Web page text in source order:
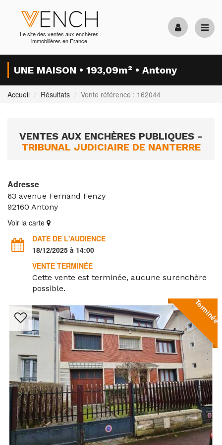
Le site des ventes aux enchères
immobilières en France
UNE MAISON • 193,09m² • Antony
Accueil Résultats Vente référence : 162044
VENTES AUX ENCHÈRES PUBLIQUES -
TRIBUNAL JUDICIAIRE DE NANTERRE
Adresse
63 avenue Fernand Fenzy
92160 Antony
Voir la carte
DATE DE L'AUDIENCE
18/12/2025 à 14:00
VENTE TERMINÉE
Cette vente est terminée, aucune surenchère
possible.
Terminée